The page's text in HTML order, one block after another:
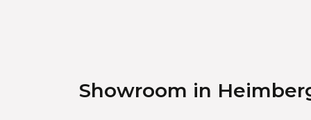
Showroom in